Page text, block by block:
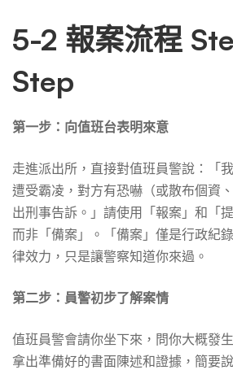
5-2 報案流程
Step
第一步：向值班台表明來意
走進派出所，直接對值班員警說：「
遭受霸凌，對方有恐嚇（或散布個資
出刑事告訴。」請使用「報案」和「
而非「備案」。「備案」僅是行政紀
律效力，只是讓警察知道你來過。
第二步：員警初步了解案情
值班員警會請你坐下來，問你大概發
拿出準備好的書面陳述和證據，簡要